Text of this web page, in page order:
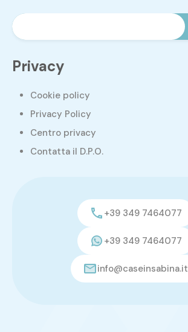
Privacy
Cookie policy
Privacy Policy
Centro privacy
Contatta il D.P.O.
+39 349 7464077
+39 349 7464077
info@caseinsabina.it